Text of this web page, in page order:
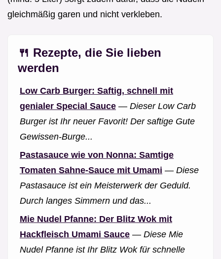
gleichmäßig garen und nicht verkleben.
🍴 Rezepte, die Sie lieben
werden
Low Carb Burger: Saftig, schnell mit
genialer Special Sauce — Dieser Low Carb
Burger ist Ihr neuer Favorit! Der saftige Gute
Gewissen-Burge...
Pastasauce wie von Nonna: Samtige
Tomaten Sahne-Sauce mit Umami — Diese
Pastasauce ist ein Meisterwerk der Geduld.
Durch langes Simmern und das...
Mie Nudel Pfanne: Der Blitz Wok mit
Hackfleisch Umami Sauce — Diese Mie
Nudel Pfanne ist Ihr Blitz Wok für schnelle